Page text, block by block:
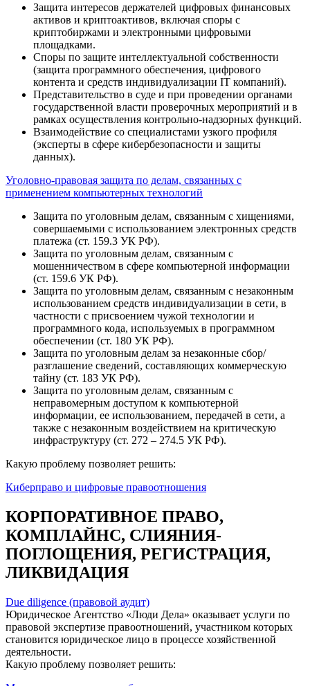
Защита интересов держателей цифровых финансовых
активов и криптоактивов, включая споры с
криптобиржами и электронными цифровыми
площадками.
Споры по защите интеллектуальной собственности
(защита программного обеспечения, цифрового
контента и средств индивидуализации IT компаний).
Представительство в суде и при проведении органами
государственной власти проверочных мероприятий и в
рамках осуществления контрольно-надзорных функций.
Взаимодействие со специалистами узкого профиля
(эксперты в сфере кибербезопасности и защиты
данных).
Уголовно-правовая защита по делам, связанных с
применением компьютерных технологий
Защита по уголовным делам, связанным с хищениями,
совершаемыми с использованием электронных средств
платежа (ст. 159.3 УК РФ).
Защита по уголовным делам, связанным с
мошенничеством в сфере компьютерной информации
(ст. 159.6 УК РФ).
Защита по уголовным делам, связанным с незаконным
использованием средств индивидуализации в сети, в
частности с присвоением чужой технологии и
программного кода, используемых в программном
обеспечении (ст. 180 УК РФ).
Защита по уголовным делам за незаконные сбор/
разглашение сведений, составляющих коммерческую
тайну (ст. 183 УК РФ).
Защита по уголовным делам, связанным с
неправомерным доступом к компьютерной
информации, ее использованием, передачей в сети, а
также с незаконным воздействием на критическую
инфраструктуру (ст. 272 – 274.5 УК РФ).
Какую проблему позволяет решить:
Киберправо и цифровые правоотношения
КОРПОРАТИВНОЕ ПРАВО,
КОМПЛАЙНС, СЛИЯНИЯ-
ПОГЛОЩЕНИЯ, РЕГИСТРАЦИЯ,
ЛИКВИДАЦИЯ
Due diligence (правовой аудит)
Юридическое Агентство «Люди Дела» оказывает услуги по
правовой экспертизе правоотношений, участником которых
становится юридическое лицо в процессе хозяйственной
деятельности.
Какую проблему позволяет решить: